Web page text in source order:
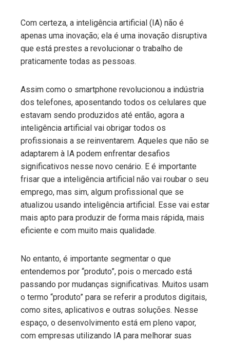
Com certeza, a inteligência artificial (IA) não é
apenas uma inovação; ela é uma inovação disruptiva
que está prestes a revolucionar o trabalho de
praticamente todas as pessoas.
Assim como o smartphone revolucionou a indústria
dos telefones, aposentando todos os celulares que
estavam sendo produzidos até então, agora a
inteligência artificial vai obrigar todos os
profissionais a se reinventarem. Aqueles que não se
adaptarem à IA podem enfrentar desafios
significativos nesse novo cenário. E é importante
frisar que a inteligência artificial não vai roubar o seu
emprego, mas sim, algum profissional que se
atualizou usando inteligência artificial. Esse vai estar
mais apto para produzir de forma mais rápida, mais
eficiente e com muito mais qualidade.
No entanto, é importante segmentar o que
entendemos por “produto”, pois o mercado está
passando por mudanças significativas. Muitos usam
o termo “produto” para se referir a produtos digitais,
como sites, aplicativos e outras soluções. Nesse
espaço, o desenvolvimento está em pleno vapor,
com empresas utilizando IA para melhorar suas